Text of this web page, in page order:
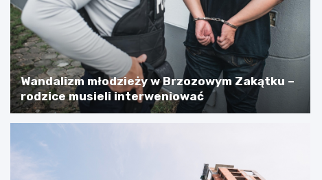
Wandalizm młodzieży w Brzozowym Zakątku –
rodzice musieli interweniować